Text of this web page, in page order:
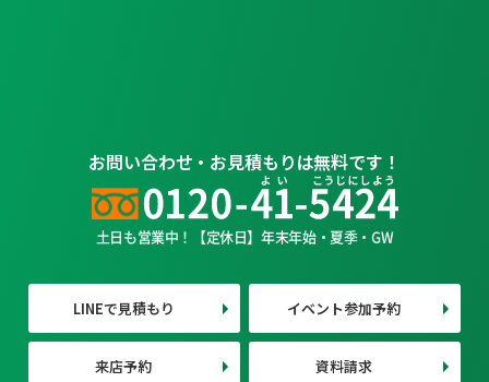
お問い合わせ・お見積もりは無料です！
土日も営業中！【定休日】年末年始・夏季・GW
LINEで見積もり イベント参加予約
来店予約 資料請求